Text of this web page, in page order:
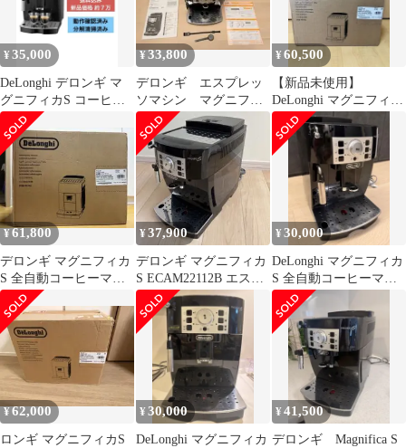
¥35,000
DeLonghi デロンギ マ
グニフィカS コーヒー
マシン ECAM22112B
¥33,800
デロンギ エスプレッ
ソマシン マグニフィ
カS ECAM22112B
¥60,500
【新品未使用】
DeLonghi マグニフィカ
S ECAM22112B 本体
¥61,800
デロンギ マグニフィカ
S 全自動コーヒーマシ
ン [ECAM22112B]
¥37,900
デロンギ マグニフィカ
S ECAM22112B エスプ
レッソマシン
¥30,000
DeLonghi マグニフィカ
S 全自動コーヒーマシ
ン 本体ECAM22112B
¥62,000
ロンギ マグニフィカS
¥30,000
DeLonghi マグニフィカ
¥41,500
デロンギ Magnifica S